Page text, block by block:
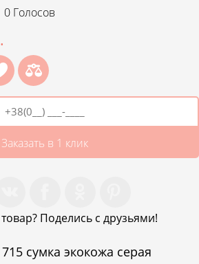
0 Голосов
Заказать в 1 клик
Поделись с друзьями!
715 сумка экокожа серая